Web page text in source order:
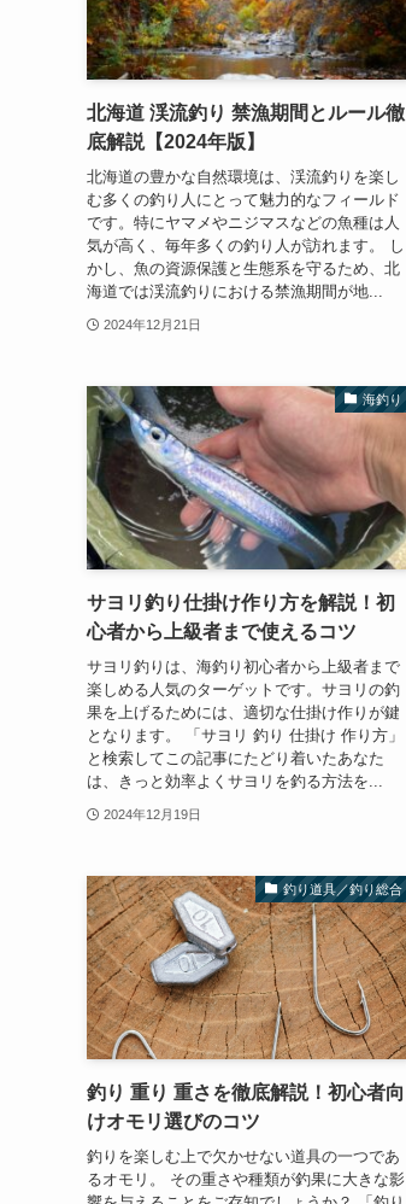
北海道 渓流釣り 禁漁期間とルール徹
底解説【2024年版】
北海道の豊かな自然環境は、渓流釣りを楽し
む多くの釣り人にとって魅力的なフィールド
です。特にヤマメやニジマスなどの魚種は人
気が高く、毎年多くの釣り人が訪れます。 し
かし、魚の資源保護と生態系を守るため、北
海道では渓流釣りにおける禁漁期間が地...
2024年12月21日
海釣り
サヨリ釣り仕掛け作り方を解説！初
心者から上級者まで使えるコツ
サヨリ釣りは、海釣り初心者から上級者まで
楽しめる人気のターゲットです。サヨリの釣
果を上げるためには、適切な仕掛け作りが鍵
となります。 「サヨリ 釣り 仕掛け 作り方」
と検索してこの記事にたどり着いたあなた
は、きっと効率よくサヨリを釣る方法を...
2024年12月19日
釣り道具／釣り総合
釣り 重り 重さを徹底解説！初心者向
けオモリ選びのコツ
釣りを楽しむ上で欠かせない道具の一つであ
るオモリ。 その重さや種類が釣果に大きな影